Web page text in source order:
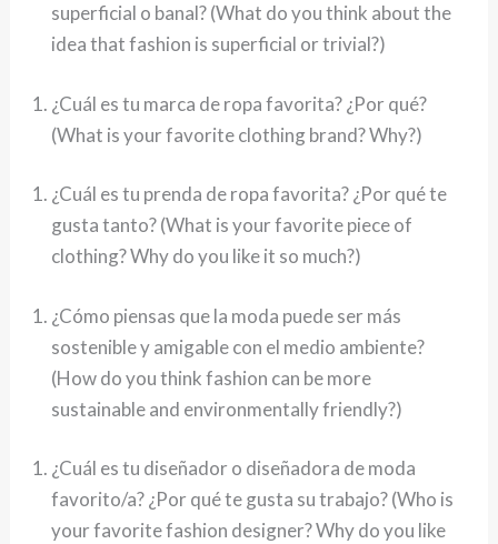
superficial o banal? (What do you think about the
idea that fashion is superficial or trivial?)
¿Cuál es tu marca de ropa favorita? ¿Por qué?
(What is your favorite clothing brand? Why?)
¿Cuál es tu prenda de ropa favorita? ¿Por qué te
gusta tanto? (What is your favorite piece of
clothing? Why do you like it so much?)
¿Cómo piensas que la moda puede ser más
sostenible y amigable con el medio ambiente?
(How do you think fashion can be more
sustainable and environmentally friendly?)
¿Cuál es tu diseñador o diseñadora de moda
favorito/a? ¿Por qué te gusta su trabajo? (Who is
your favorite fashion designer? Why do you like